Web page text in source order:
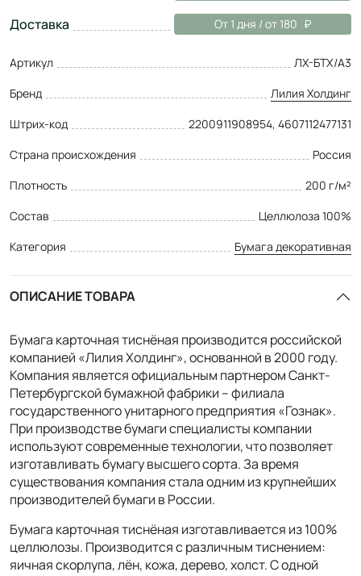
Доставка От 1 дня / от 180
Артикул
ЛХ-БТХ/А3
Бренд
Лилия Холдинг
Штрих-код
2200911908954, 4607112477131
Страна происхождения
Россия
Плотность
200 г/м²
Состав
Целлюлоза 100%
Категория
Бумага декоративная
ОПИСАНИЕ ТОВАРА
Бумага карточная тиснёная производится российской
компанией «Лилия Холдинг», основанной в 2000 году.
Компания является официальным партнером Санкт-
Петербургской бумажной фабрики – филиала
государственного унитарного предприятия «Гознак».
При производстве бумаги специалисты компании
используют современные технологии, что позволяет
изготавливать бумагу высшего сорта. За время
существования компания стала одним из крупнейших
производителей бумаги в России.
Бумага карточная тиснёная изготавливается из 100%
целлюлозы. Производится с различным тиснением:
яичная скорлупа, лён, кожа, дерево, холст. С одной